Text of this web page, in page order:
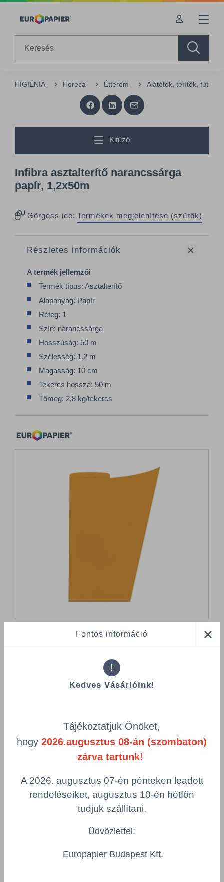
Table Of Content
HIGIÉNIA Horeca Étterem Alátétek, terítők, futók
Kitűző
Infibra asztalterítő narancssárga
papír, 1,2x50m
Görgess ide: Termékek megjelenítése (szűrők)
Részletes információk
A termék jellemzői
Termék típus: Asztalterítő
Alapanyag: Papír
Réteg: 1
Szín: narancssárga
Hosszúság: 50 m
Szélesség: 1.2 m
Magasság: 10 cm
Tekercs hossza: 50 m
Tömeg: 2,8 kg/tekercs
Csomagolás
Infibra asztalterítő narancssárga papír,
Szín
Csomagolás
Fontos információ
!
Kedves Vásárlóink!
Tájékoztatjuk Önöket,
hogy 2026.augusztus 08-án (szombaton)
zárva tartunk!
A 2026. augusztus 07-én pénteken leadott
rendeléseiket, augusztus 10-én hétfőn
tudjuk szállítani.
Üdvözlettel:
Europapier Budapest Kft.